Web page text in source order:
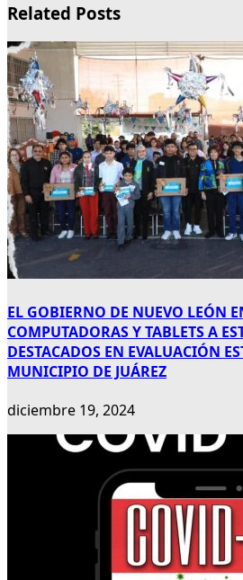
Related Posts
EL GOBIERNO DE NUEVO LEÓN
COMPUTADORAS Y TABLETS A
DESTACADOS EN EVALUACIÓN
MUNICIPIO DE JUÁREZ
diciembre 19, 2024